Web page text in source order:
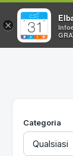
Home
Utilità
Categoria
×